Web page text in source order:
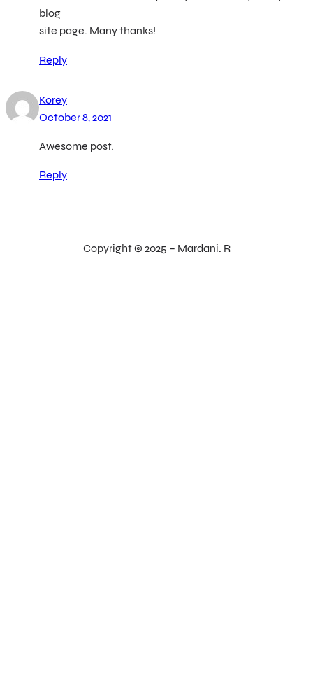
blog
site page. Many thanks!
Reply
Korey
October 8, 2021
Awesome post.
Reply
Copyright © 2025 – Mardani. R